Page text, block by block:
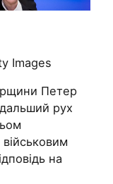
Images
Петер
рух
на